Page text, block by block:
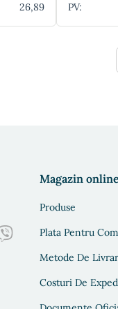
26,89
PV:
Magazin online
Produse
Plata Pentru
Metode De
Costuri De